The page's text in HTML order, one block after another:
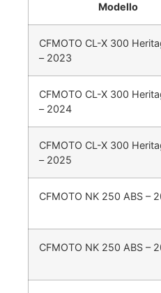
Modello
CFMOTO CL-X 300
– 2023
CFMOTO CL-X 300
– 2024
CFMOTO CL-X 300
– 2025
CFMOTO NK 250 ABS –
CFMOTO NK 250 ABS –